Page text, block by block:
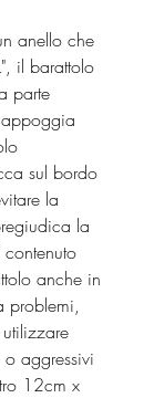
anello che
il barattolo
parte
sul bordo
la
la
anche in
problemi,
aggressivi
12cm x